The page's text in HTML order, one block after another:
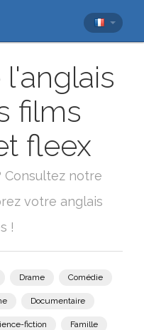
films
fleex
Consultez notre
votre anglais
!
Drame Comédie
Documentaire
fiction Famille